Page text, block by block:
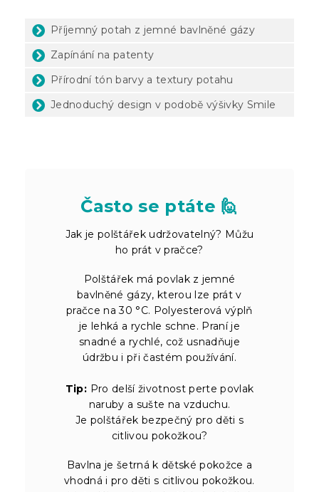
Příjemný potah z jemné bavlněné gázy
Zapínání na patenty
Přírodní tón barvy a textury potahu
Jednoduchý design v podobě výšivky Smile
Často se ptáte 🙋
Jak je polštářek udržovatelný? Můžu
ho prát v pračce?
Polštářek má povlak z jemné
bavlněné gázy, kterou lze prát v
pračce na 30 °C. Polyesterová výplň
je lehká a rychle schne. Praní je
snadné a rychlé, což usnadňuje
údržbu i při častém používání.
Tip: Pro delší životnost perte povlak
naruby a sušte na vzduchu.
Je polštářek bezpečný pro děti s
citlivou pokožkou?
Bavlna je šetrná k dětské pokožce a
vhodná i pro děti s citlivou pokožkou.